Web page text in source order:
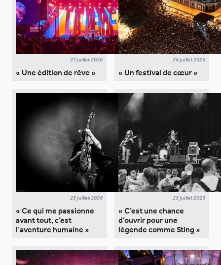
27 juillet 2026
« Une édition de rêve »
26 juillet 2026
« Un festival de cœur »
25 juillet 2026
« Ce qui me passionne
avant tout, c’est
l’aventure humaine »
25 juillet 2026
« C’est une chance
d’ouvrir pour une
légende comme Sting »